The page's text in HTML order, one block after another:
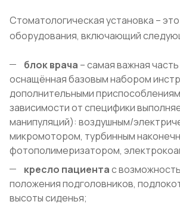
Стоматологическая установка –
оборудования, включающий
блок врача – самая важная
оснащённая базовым набором
дополнительными
зависимости от специфики
манипуляций): воздушным/
микромотором, турбинным
фотополимеризатором,
кресло пациентас
положения подголовников,
высоты сиденья;